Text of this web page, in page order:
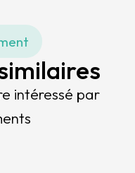
intéressé par